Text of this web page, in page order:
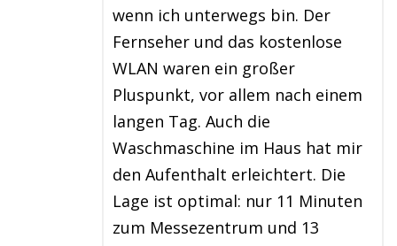
wenn ich unterwegs bin. Der
Fernseher und das kostenlose
WLAN waren ein großer
Pluspunkt, vor allem nach einem
langen Tag. Auch die
Waschmaschine im Haus hat mir
den Aufenthalt erleichtert. Die
Lage ist optimal: nur 11 Minuten
zum Messezentrum und 13